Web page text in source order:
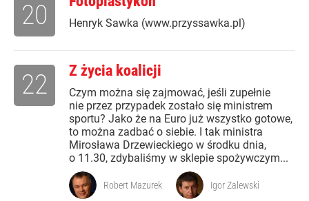
Henryk Sawka (www.przyssawka.pl)
20
Z życia koalicji
Czym można się zajmować, jeśli zupełnie
nie przez przypadek zostało się ministrem
sportu? Jako że na Euro już wszystko gotowe,
to można zadbać o siebie. I tak ministra
Mirosława Drzewieckiego w środku dnia,
o 11.30, zdybaliśmy w sklepie spożywczym...
22
Robert Mazurek Igor Zalewski